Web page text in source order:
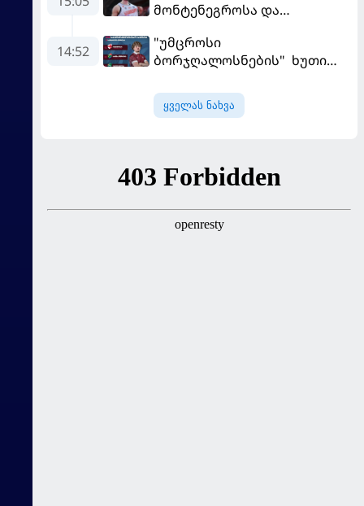
მონტენეგროსა და
მატჩებისთვის საქართველო
მზადებას 15
14:52
"უმცროსი
ბორჯღალოსნების" ხუთი
ყველას ნახვა